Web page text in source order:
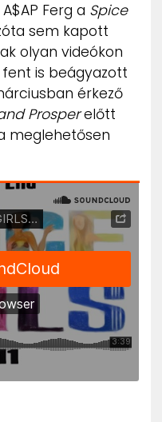
Ferg a Spice
sem kapott
olyan videókon
is beágyazott
érkező
Prosperelőtt
meglehetősen